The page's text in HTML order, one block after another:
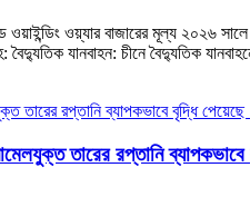
ওয়াইন্ডিং ওয়্যার বাজারের মূল্য
যানবাহন: চীনে বৈদ্যুতিক
তারের রপ্তানি